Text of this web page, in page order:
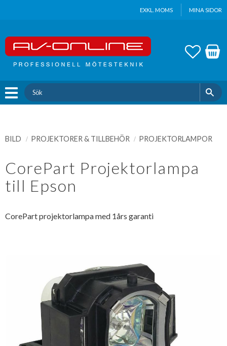
EXKL. MOMS MINA SIDOR
BILD PROJEKTORER & TILLBEHÖR PROJEKTORLAMPOR
CorePart Projektorlampa
till Epson
CorePart projektorlampa med 1års garanti